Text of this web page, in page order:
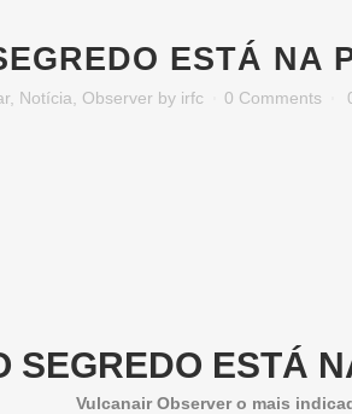
ESTÁ NA
Notícia Observer by irfc 0 Comments
SEGREDO ESTÁ
Vulcanair Observer o mais